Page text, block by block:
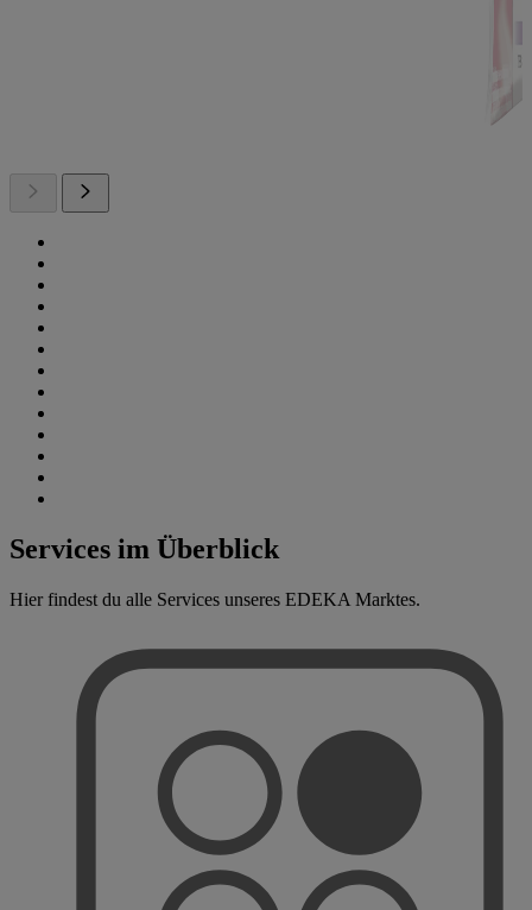
Services im Überblick
Hier findest du alle Services unseres EDEKA Marktes.